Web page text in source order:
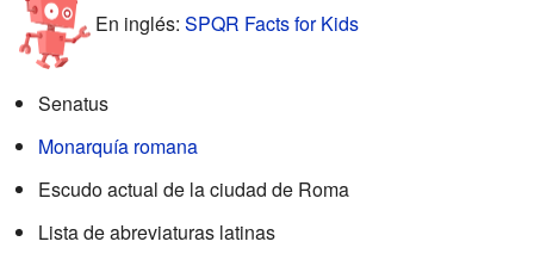
En inglés: SPQR Facts for Kids
Senatus
Monarquía romana
Escudo actual de la ciudad de Roma
Lista de abreviaturas latinas